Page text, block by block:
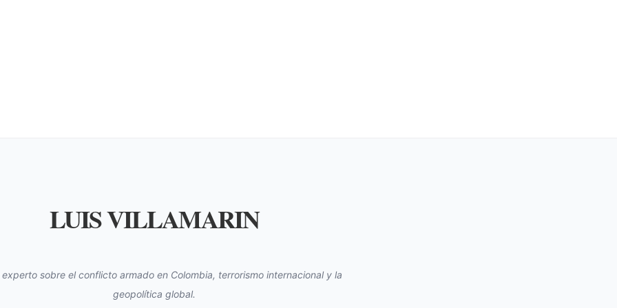
LUIS VILLAMARIN
experto sobre el conflicto armado en Colombia, terrorismo internacional y la
geopolítica global.